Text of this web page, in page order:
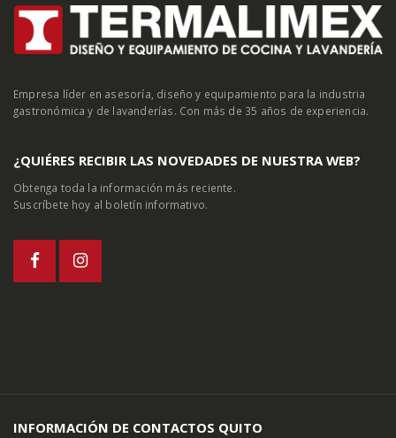
Empresa líder en asesoría, diseño y equipamiento para la industria
gastronómica y de lavanderías. Con más de 35 años de experiencia.
¿QUIÉRES RECIBIR LAS NOVEDADES DE NUESTRA WEB?
Obtenga toda la información más reciente.
Suscríbete hoy al boletín informativo.
INFORMACIÓN DE CONTACTOS QUITO